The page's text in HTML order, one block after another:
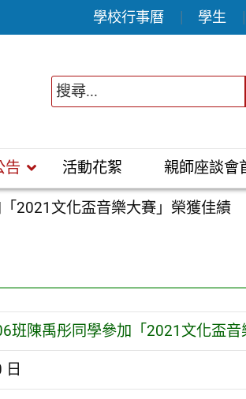
學校行事曆 學生
告 活動花絮 親師座談會
2021文化盃音樂大賽」榮獲佳績
班陳禹彤同學參加「2021文化盃
日